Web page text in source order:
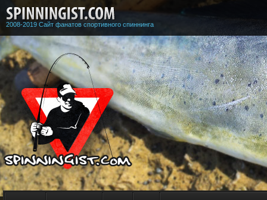
2008-2019 Сайт фанатов спортивного спиннинга